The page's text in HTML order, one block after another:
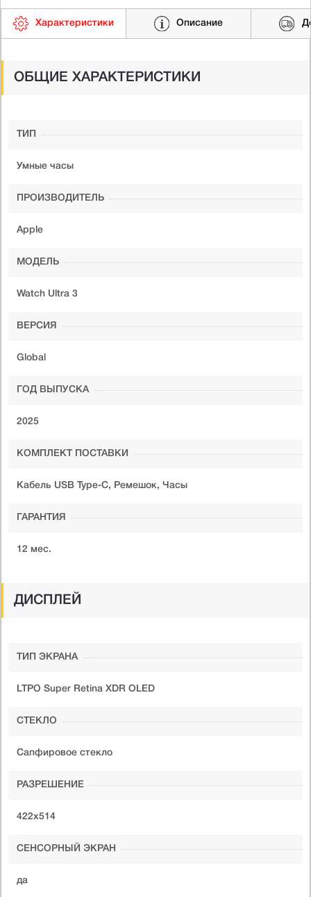
Характеристики Описание
ОБЩИЕ ХАРАКТЕРИСТИКИ
ТИП
Умные часы
ПРОИЗВОДИТЕЛЬ
Apple
МОДЕЛЬ
Watch Ultra 3
ВЕРСИЯ
Global
ГОД ВЫПУСКА
2025
КОМПЛЕКТ ПОСТАВКИ
Кабель USB Type-C, Ремешок, Часы
ГАРАНТИЯ
12 мес.
ДИСПЛЕЙ
ТИП ЭКРАНА
LTPO Super Retina XDR OLED
СТЕКЛО
Сапфировое стекло
РАЗРЕШЕНИЕ
422х514
СЕНСОРНЫЙ ЭКРАН
да